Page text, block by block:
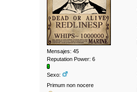
Mensajes: 45
Reputation Power: 6
Sexo:
Primum non nocere